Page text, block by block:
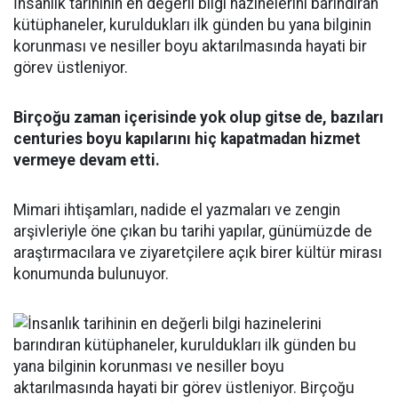
İnsanlık tarihinin en değerli bilgi hazinelerini barındıran
kütüphaneler, kuruldukları ilk günden bu yana bilginin
korunması ve nesiller boyu aktarılmasında hayati bir
görev üstleniyor.
Birçoğu zaman içerisinde yok olup gitse de, bazıları
centuries boyu kapılarını hiç kapatmadan hizmet
vermeye devam etti.
Mimari ihtişamları, nadide el yazmaları ve zengin
arşivleriyle öne çıkan bu tarihi yapılar, günümüzde de
araştırmacılara ve ziyaretçilere açık birer kültür mirası
konumunda bulunuyor.